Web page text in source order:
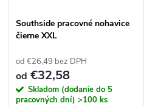
Southside pracovné nohavice
čierne XXL
od €26,49 bez DPH
od €32,58
Skladom (dodanie do 5
pracovných dní) >100 ks